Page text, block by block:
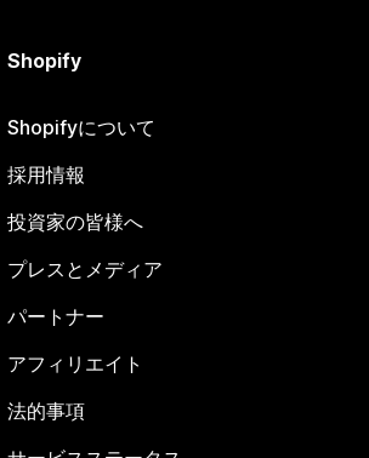
Shopify
Shopifyについて
採用情報
投資家の皆様へ
プレスとメディア
パートナー
アフィリエイト
法的事項